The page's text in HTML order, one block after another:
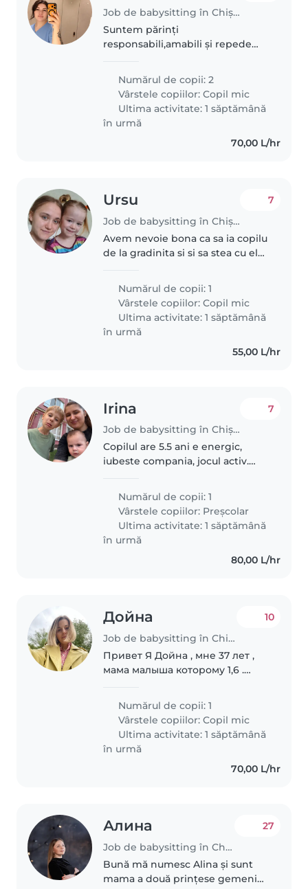
Job de babysitting în Chișinău
Suntem părinți
responsabili,amabili și repede
Numărul de copii: 2
Vârstele copiilor:Copil mic
Ultima activitate: 1 săptămână
în urmă
70,00 L/hr
Ursu
Job de babysitting în Chișinău
7
Avem nevoie bona ca sa ia copilu
de la gradinita si si sa stea cu el
ce ne cunoaștem
Numărul de copii: 1
Vârstele copiilor:Copil mic
Ultima activitate: 1 săptămână
în urmă
55,00 L/hr
Irina
Job de babysitting în Chișinău
7
Copilul are 5.5 ani e energic,
iubeste compania, jocul activ.
Panda Kids. Copilul vorbeste
limba rusa, dar este in grupa
romana la gradinita. Este cam..
Numărul de copii: 1
Vârstele copiilor: Preșcolar
Ultima activitate: 1 săptămână
în urmă
80,00 L/hr
Дойна
Job de babysitting în Chișinău
10
Привет Я Дойна , мне 37 лет ,
мама малыша которому 1,6 .
выходные дни , возможно и по
вечерам в будние дни . Опыта с
нянями ещё нет. Очень
активный ребёнок ,..
Numărul de copii: 1
Vârstele copiilor:Copil mic
Ultima activitate: 1 săptămână
în urmă
70,00 L/hr
Алина
Job de babysitting în Chișinău
27
Bună mă numesc Alina și sunt
mama a două prințese gemeni